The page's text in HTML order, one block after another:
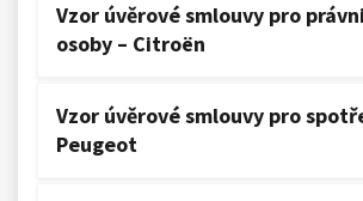
Vzor úvěrové smlouvy pro
osoby – Citroën
Vzor úvěrové smlouvy pro
Peugeot